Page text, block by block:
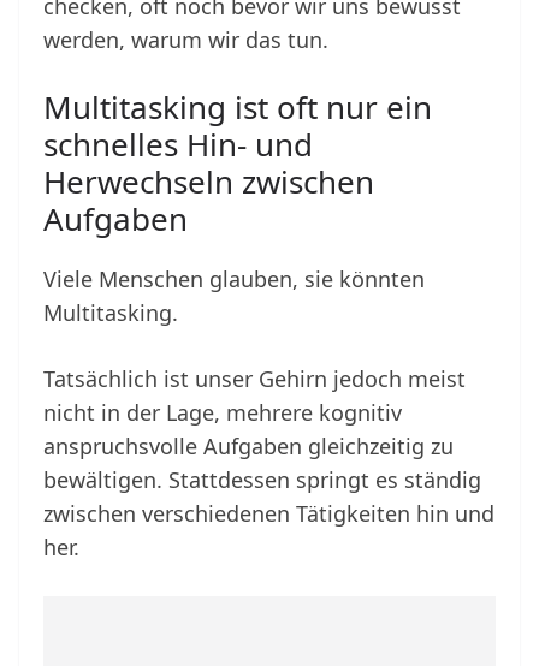
checken, oft noch bevor wir uns bewusst
werden, warum wir das tun.
Multitasking ist oft nur ein
schnelles Hin- und
Herwechseln zwischen
Aufgaben
Viele Menschen glauben, sie könnten
Multitasking.
Tatsächlich ist unser Gehirn jedoch meist
nicht in der Lage, mehrere kognitiv
anspruchsvolle Aufgaben gleichzeitig zu
bewältigen. Stattdessen springt es ständig
zwischen verschiedenen Tätigkeiten hin und
her.